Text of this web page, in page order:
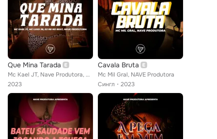
Que Mina Tarada
Mc Kael JT, Nave Produtora, Mc Luigi Jb, Dj RB no Beat
2023
Cavala Bruta
Mc Mil Gral, NAVE Produtora
Сингл
2023